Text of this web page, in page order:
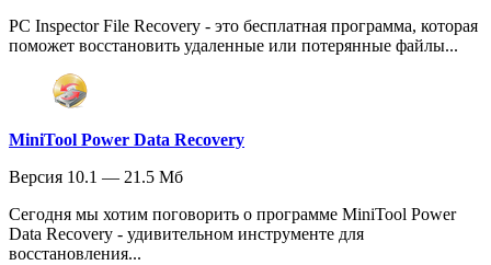
PC Inspector File Recovery - это бесплатная программа, которая
поможет восстановить удаленные или потерянные файлы...
MiniTool Power Data Recovery
Версия 10.1 — 21.5 Мб
Сегодня мы хотим поговорить о программе MiniTool Power
Data Recovery - удивительном инструменте для
восстановления...